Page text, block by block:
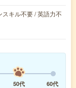
キル不要 / 英語力不
50代
60代